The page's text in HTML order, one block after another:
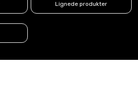
Lignede produkter